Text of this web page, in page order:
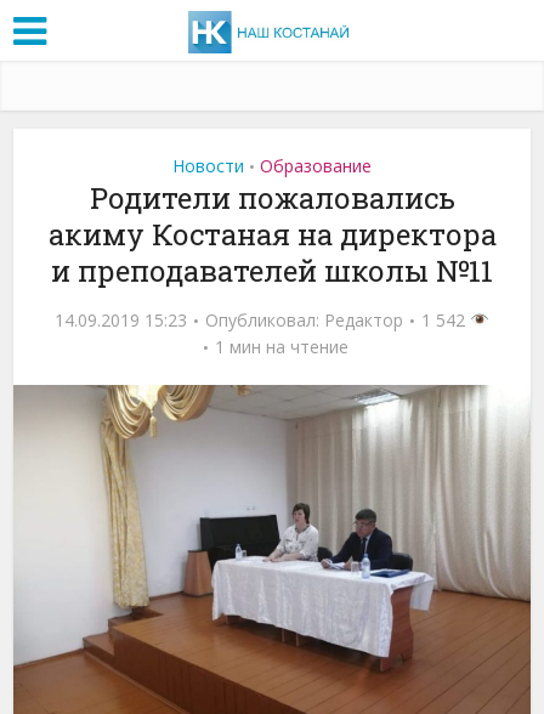
Новости • Образование
Родители пожаловались
акиму Костаная на директора
и преподавателей школы №11
14.09.2019 15:23 Опубликовал: Редактор
1 542
1 мин на чтение